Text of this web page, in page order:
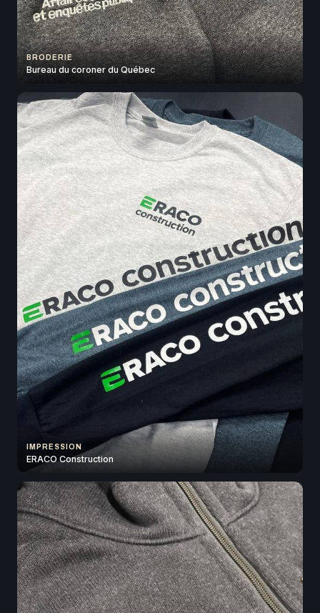
BRODERIE
Bureau du coroner du Québec
IMPRESSION
ERACO Construction